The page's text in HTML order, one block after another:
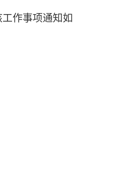
作事项通知如